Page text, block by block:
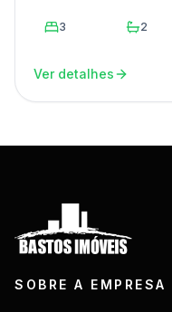
3 2
Ver detalhes
SOBRE A EMPRESA